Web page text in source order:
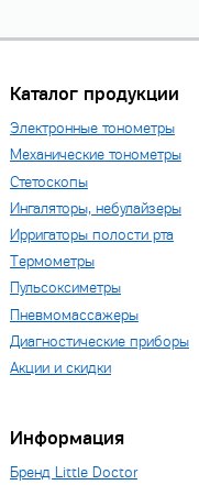
Каталог продукции
Электронные тонометры
Механические тонометры
Стетоскопы
Ингаляторы, небулайзеры
Ирригаторы полости рта
Термометры
Пульсоксиметры
Пневмомассажеры
Диагностические приборы
Акции и скидки
Информация
Бренд Little Doctor